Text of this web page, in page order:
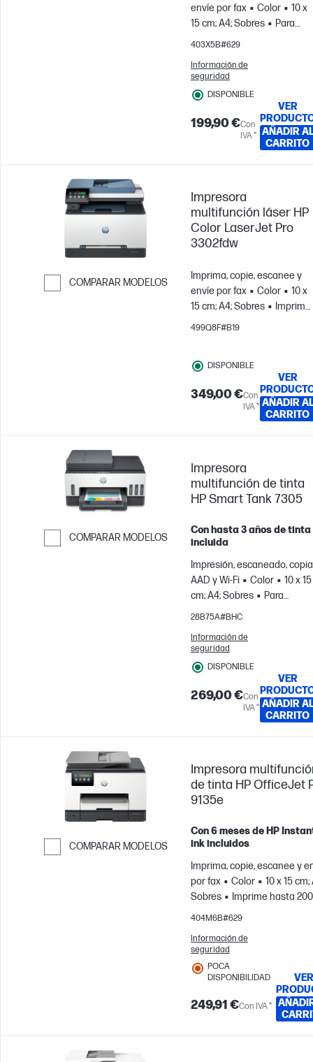
envíe por fax
Color
10 x
15 cm; A4; Sobres
Para
equipos de hasta 5
al mes
403X5B#629
Información de
seguridad
DISPONIBLE
199,90 €Con
IVA *
VER
AÑADIR AL
CARRITO
COMPARAR MODELOS
Impresora
multifunción láser HP
Color LaserJet Pro
3302fdw
Imprima, copie, escanee y
envíe por fax
Color
10 x
15 cm; A4; Sobres
Imprime
hasta 2500 páginas/mes;
499Q8F#B19
DISPONIBLE
349,00 €Con
IVA *
VER
AÑADIR AL
CARRITO
COMPARAR MODELOS
Impresora
multifunción de tinta
HP Smart Tank 7305
Con hasta 3 años de tinta
incluida
Impresión, escaneado,
AAD y Wi-Fi
Color
10 x 15
cm; A4; Sobres
Para
equipos de hasta 3
al mes
28B75A#BHC
Información de
seguridad
DISPONIBLE
269,00 €Con
IVA *
VER
AÑADIR AL
CARRITO
COMPARAR MODELOS
Impresora
de tinta HP OfficeJet
9135e
Con 6 meses de HP
ink incluidos
Imprima, copie, escanee y
por fax
Color
10 x 15 cm;
Sobres
Imprime hasta
páginas al mes; Para
404M6B#629
Información de
seguridad
POCA
DISPONIBILIDAD
249,91 €Con IVA *
VER